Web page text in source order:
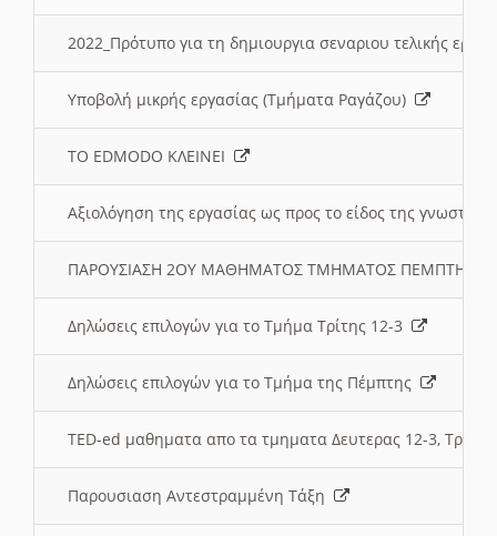
2022_Πρότυπο για τη δημιουργια σεναριου τελικής
Υποβολή μικρής εργασίας (Τμήματα Ραγάζου)
ΤΟ EDMODO ΚΛΕΙΝΕΙ
Αξιολόγηση της εργασίας ως προς το είδος της
ΠΑΡΟΥΣΙΑΣΗ 2ΟΥ ΜΑΘΗΜΑΤΟΣ ΤΜΗΜΑΤΟΣ
Δηλώσεις επιλογών για το Τμήμα Τρίτης 12-3
Δηλώσεις επιλογών για το Τμήμα της Πέμπτης
TED-ed μαθηματα απο τα τμηματα Δευτερας 12-3,
Παρουσιαση Αντεστραμμένη Τάξη